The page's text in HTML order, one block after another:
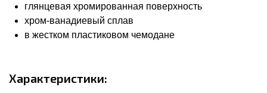
глянцевая хромированная поверхность
хром-ванадиевый сплав
в жестком пластиковом чемодане
Характеристики: